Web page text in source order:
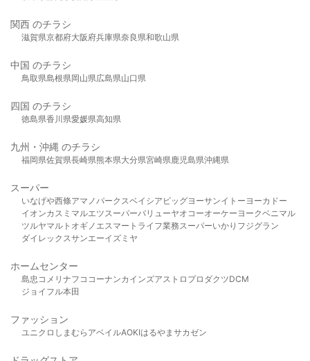
関西 のチラシ
滋賀県京都府大阪府兵庫県奈良県和歌山県
中国 のチラシ
鳥取県島根県岡山県広島県山口県
四国 のチラシ
徳島県香川県愛媛県高知県
九州・沖縄 のチラシ
福岡県佐賀県長崎県熊本県大分県宮崎県鹿児島県沖縄県
スーパー
いなげや西條アマノパークスベイシア ビッグヨーサンイトーヨーカドー
イオンカスミ マルエツスーパーバリューヤオコーオーケー ヨークベニマル
ツルヤマルト オギノ エスマート ライフ業務スーパーいかり フジグラン
ダイレックスサンエーイズミヤ
ホームセンター
島忠 コメリ ナフコ コーナンカインズアストロプロダクツDCM
ジョイフル本田
ファッション
ユニクロ しまむら アベイルAOKIはるやま サカゼン